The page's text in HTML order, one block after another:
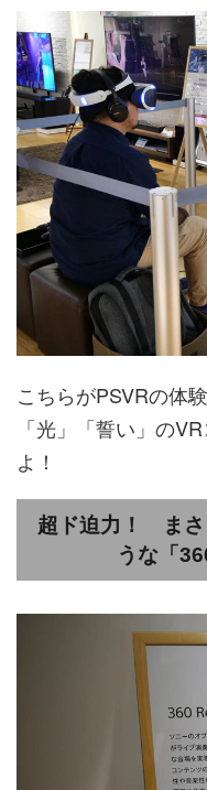
こちらがPSVRの体
「光」「誓い」の
よ！
超ド迫力！ まさ
うな「